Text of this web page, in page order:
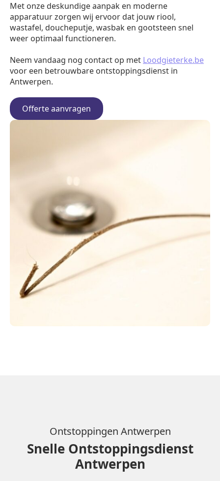
Met onze deskundige aanpak en moderne
apparatuur zorgen wij ervoor dat jouw riool,
wastafel, doucheputje, wasbak en gootsteen snel
weer optimaal functioneren.
Neem vandaag nog contact op met Loodgieterke.be
voor een betrouwbare ontstoppingsdienst in
Antwerpen.
Offerte aanvragen
Ontstoppingen Antwerpen
Snelle Ontstoppingsdienst
Antwerpen